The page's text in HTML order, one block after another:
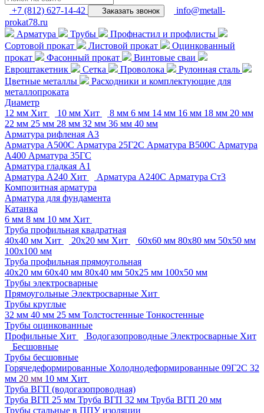
+7 (812) 627-14-42 Заказать звонок
info@metall-
prokat78.ru
Арматура
Трубы
Профнастил и профлисты
Сортовой прокат
Листовой прокат
Оцинкованный
прокат
Фасонный прокат
Винтовые сваи
Евроштакетник
Сетка Проволока
Рулонная сталь
Цветные металлы
Расходники и комплектующие для
металлопроката
Диаметр
12 мм Хит 10 мм Хит 8 мм 6 мм 14 мм 16 мм 18 мм 20 мм
22 мм 25 мм 28 мм 32 мм 36 мм 40 мм
Арматура рифленая А3
Арматура А500С Арматура 25Г2С Арматура В500С Арматура
A400 Арматура 35ГС
Арматура гладкая А1
Арматура А240 Хит Арматура А240С Арматура Ст3
Композитная арматура
Арматура для фундамента
Катанка
6 мм 8 мм 10 мм Хит
Труба профильная квадратная
40х40 мм Хит 20х20 мм Хит 60х60 мм 80х80 мм 50х50 мм
100х100 мм
Труба профильная прямоугольная
40х20 мм 60х40 мм 80х40 мм 50х25 мм 100х50 мм
Трубы электросварные
Прямоугольные Электросварные Хит
Трубы круглые
32 мм 40 мм 25 мм Толстостенные Тонкостенные
Трубы оцинкованные
Профильные Хит Водогазопроводные Электросварные Хит
Бесшовные
Трубы бесшовные
Горячедеформированные Холоднодеформированные 09Г2С 32
мм 20 мм 10 мм Хит
Труба ВГП (водогазопроводная)
Труба ВГП 25 мм Труба ВГП 32 мм Труба ВГП 20 мм
Трубы стальные в ППУ изоляции